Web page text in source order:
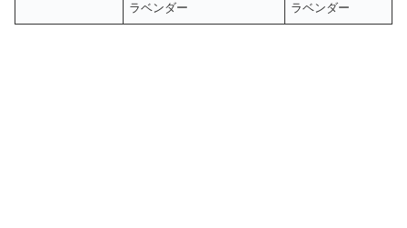
ラベンダー
ラベンダー